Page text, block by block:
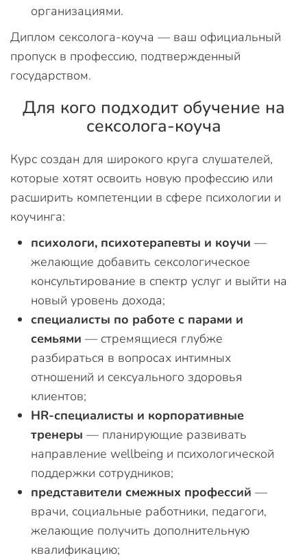
организациями.
Диплом сексолога-коуча — ваш официальный
пропуск в профессию, подтвержденный
государством.
Для кого подходит обучение на
сексолога-коуча
Курс создан для широкого круга слушателей,
которые хотят освоить новую профессию или
расширить компетенции в сфере психологии и
коучинга:
психологи, психотерапевты и коучи —
желающие добавить сексологическое
консультирование в спектр услуг и выйти на
новый уровень дохода;
специалисты по работе с парами и
семьями — стремящиеся глубже
разбираться в вопросах интимных
отношений и сексуального здоровья
клиентов;
HR-специалисты и корпоративные
тренеры — планирующие развивать
направление wellbeing и психологической
поддержки сотрудников;
представители смежных профессий —
врачи, социальные работники, педагоги,
желающие получить дополнительную
квалификацию;